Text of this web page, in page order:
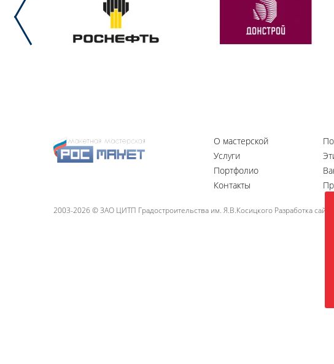
О мастерской
Услуги
Портфолио
Контакты
2003-2026 © ЗАО ЦИТП Градостроительства им. Я.В.Косицкого Разработка сайта